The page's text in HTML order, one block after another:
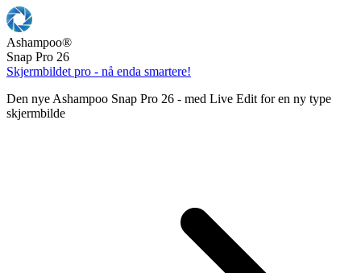
Ashampoo®
Snap Pro 26
Skjermbildet pro - nå enda smartere!
Den nye Ashampoo Snap Pro 26 - med Live Edit for en ny type
skjermbilde